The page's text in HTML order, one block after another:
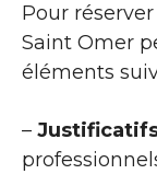
Pour
Saint Omer
éléments
–